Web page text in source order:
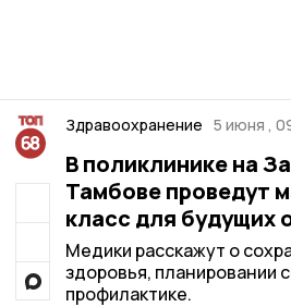
Здравоохранение 5 июня ,
В поликлинике на
Тамбове проведут
класс для будущих
Медики расскажут о
здоровья, планировании
профилактике.